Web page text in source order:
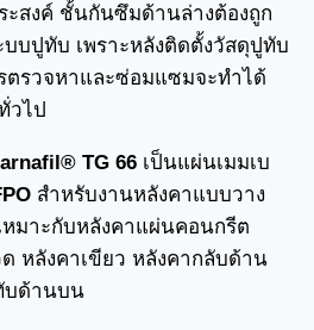
ะสงค์ ชั้นกันซึมด้านล่างต้องถูก
บปูทับ เพราะหลังติดตั้งวัสดุปูทับ
ตรวจหาและซ่อมแซมจะทำได้
วไป
TG 66 เป็นแผ่นเมมเบ
สำหรับงานหลังคาแบบวาง
มาะกับหลังคาแผ่นคอนกรีต
หลังคาเขียว หลังคากลับด้าน
บด้านบน